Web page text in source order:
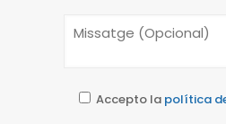
Accepto la política